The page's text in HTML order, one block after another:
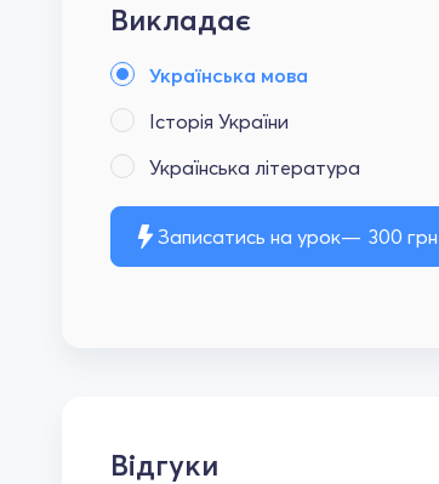
Викладає
Українська мова
Історія України
Українська література
Записатись на урок 300 грн
Відгуки